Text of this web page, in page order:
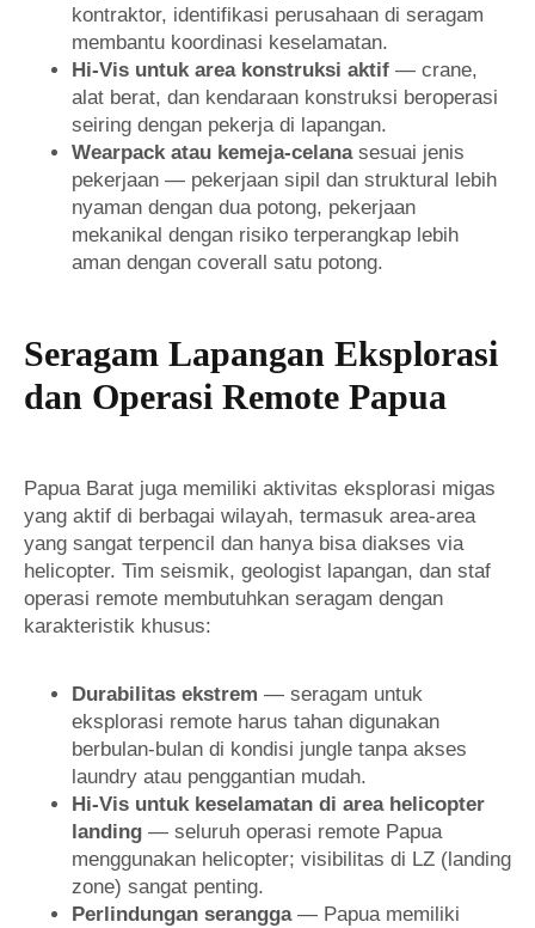
kontraktor, identifikasi perusahaan di seragam
membantu koordinasi keselamatan.
Hi-Vis untuk area konstruksi aktif — crane,
alat berat, dan kendaraan konstruksi beroperasi
seiring dengan pekerja di lapangan.
Wearpack atau kemeja-celanasesuai jenis
pekerjaan — pekerjaan sipil dan struktural lebih
nyaman dengan dua potong, pekerjaan
mekanikal dengan risiko terperangkap lebih
aman dengan coverall satu potong.
Seragam Lapangan Eksplorasi
dan Operasi Remote Papua
Papua Barat juga memiliki aktivitas eksplorasi migas
yang aktif di berbagai wilayah, termasuk area-area
yang sangat terpencil dan hanya bisa diakses via
helicopter. Tim seismik, geologist lapangan, dan staf
operasi remote membutuhkan seragam dengan
karakteristik khusus:
Durabilitas ekstrem — seragam untuk
eksplorasi remote harus tahan digunakan
berbulan-bulan di kondisi jungle tanpa akses
laundry atau penggantian mudah.
Hi-Vis untuk keselamatan di area helicopter
landing — seluruh operasi remote Papua
menggunakan helicopter; visibilitas di LZ (landing
zone) sangat penting.
Perlindungan serangga— Papua memiliki